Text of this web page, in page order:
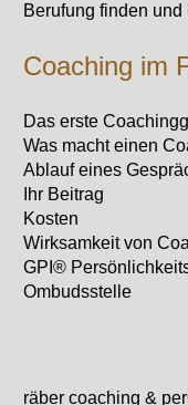
Berufung finden und
Coaching im
Das erste
Was macht einen
Ablauf eines
Ihr Beitrag
Kosten
Wirksamkeit von
GPI®
Ombudsstelle
räber coaching &